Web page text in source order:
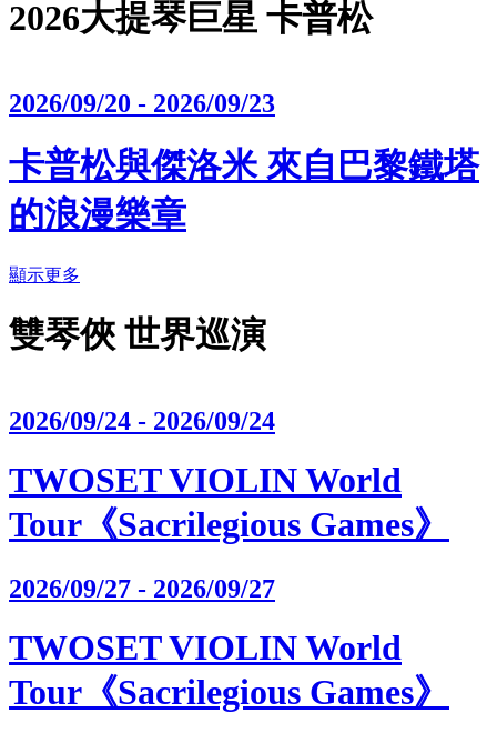
2026大提琴巨星 卡普松
2026/09/20 - 2026/09/23
卡普松與傑洛米 來自巴黎鐵塔
的浪漫樂章
顯示更多
雙琴俠 世界巡演
2026/09/24 - 2026/09/24
TWOSET VIOLIN World
Tour《Sacrilegious Games》
2026/09/27 - 2026/09/27
TWOSET VIOLIN World
Tour《Sacrilegious Games》